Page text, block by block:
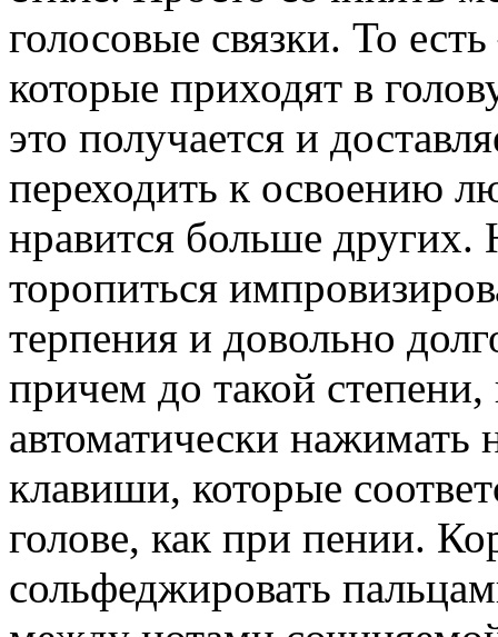
голосовые связки. То
которые приходят в
это получается и
переходить к освоению
нравится больше других.
торопиться
терпения и довольно
причем до такой
автоматически нажимать
клавиши, которые
голове, как при пении.
сольфеджировать